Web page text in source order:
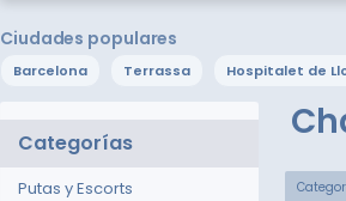
Ciudades populares
Barcelona Terrassa Hospitalet de
Categorías
Putas y Escorts